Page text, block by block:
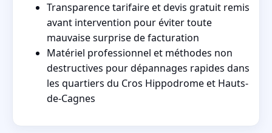
Transparence tarifaire et devis gratuit remis
avant intervention pour éviter toute
mauvaise surprise de facturation
Matériel professionnel et méthodes non
destructives pour dépannages rapides dans
les quartiers du Cros Hippodrome et Hauts-
de-Cagnes